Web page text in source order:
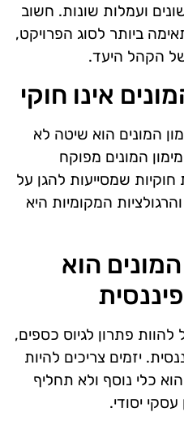
ועמלות שונות. חשוב
ביותר לסוג הפרויקט,
הקהל היעד.
המונים הוא שיטה לא
המונים מפוקח
חוקיות שמסייעות להגן על
המקומיות היא
המונים הוא
להוות פתרון לגיוס כספים,
יזמים צריכים להיות
כלי נוסף ולא תחליף
עסקי יסודי.